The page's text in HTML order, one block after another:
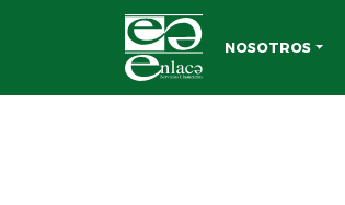
NOSOTROS